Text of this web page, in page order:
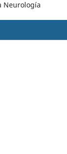
Neurología